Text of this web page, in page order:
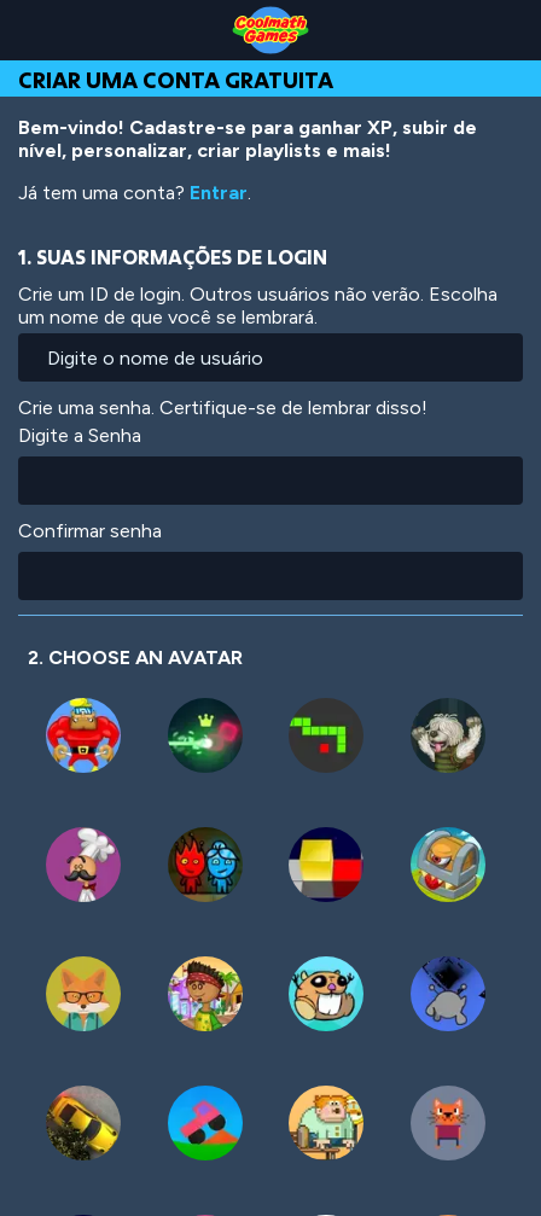
Top
of
Page
Navigation
Main
Content
Footer
o
conteúdo
principal
CRIAR UMA CONTA GRATUITA
Bem-vindo! Cadastre-se para ganhar XP, subir de
nível, personalizar, criar playlists e mais!
Já tem uma conta? Entrar.
1. SUAS INFORMAÇÕES DE LOGIN
Crie um ID de login. Outros usuários não verão. Escolha
um nome de que você se lembrará.
Crie uma senha. Certifique-se de lembrar disso!
Digite a Senha
Confirmar senha
2. CHOOSE AN AVATAR